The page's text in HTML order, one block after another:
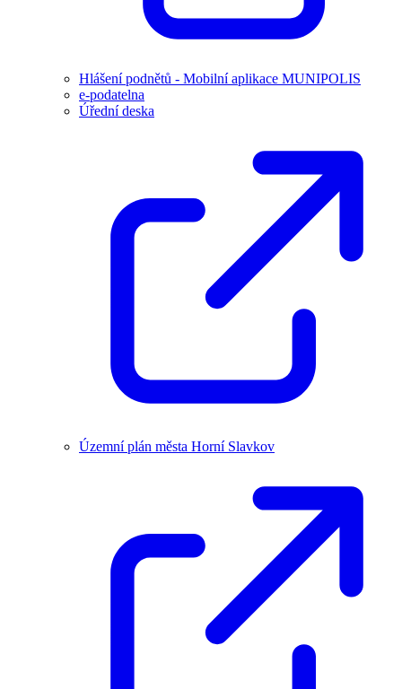
Hlášení podnětů - Mobilní aplikace MUNIPOLIS
e-podatelna
Úřední deska
Územní plán města Horní Slavkov